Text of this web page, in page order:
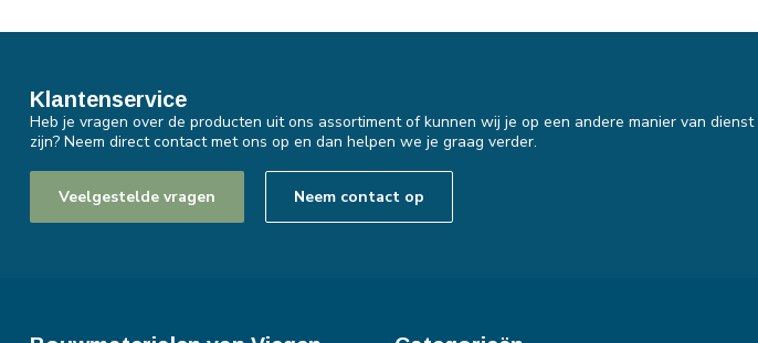
Klantenservice
Heb je vragen over de producten uit ons assortiment of kunnen wij je op een andere manier van dienst
zijn? Neem direct contact met ons op en dan helpen we je graag verder.
Veelgestelde vragen Neem contact op